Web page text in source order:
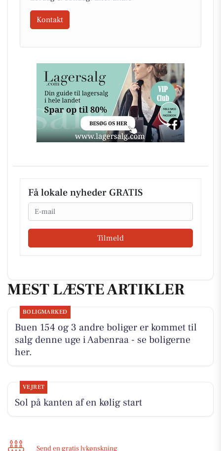
Kontakt
Få lokale nyheder GRATIS
Email
Tilmeld
MEST LÆSTE ARTIKLER
BOLIGMARKED
Buen 154 og 3 andre boliger er kommet til
salg denne uge i Aabenraa - se boligerne
her.
VEJRET
Sol på kanten af en kølig start
Send en gratis lykønskning